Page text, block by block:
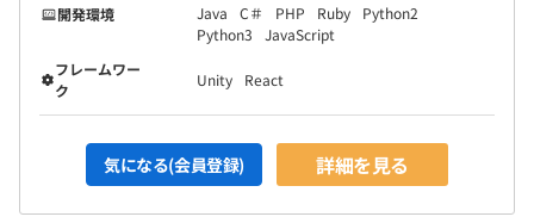
開発環境
Java C＃ PHP Ruby
Python2
Python3
JavaScript
フレームワー
ク
Unity React
気になる(会員登録) 詳細を見る